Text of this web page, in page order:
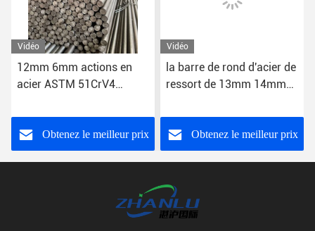
Vidéo
12mm 6mm actions en
acier ASTM 51CrV4
de 1095 ressorts
Obtenez le meilleur prix
Vidéo
la barre de rond d'acier de
ressort de 13mm 14mm
6.0mm-1200mm
Obtenez le meilleur prix